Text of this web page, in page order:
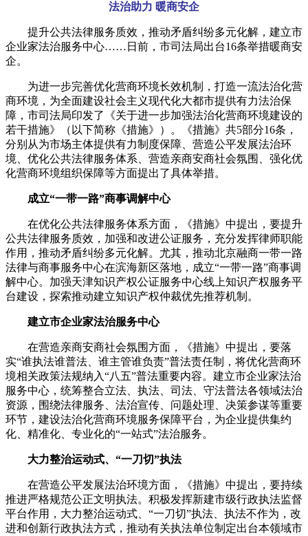
法治助力 暖商安企
提升公共法律服务质效，推动矛盾纠纷多元化解，建立市
企业家法治服务中心……日前，市司法局出台16条举措暖商安
企。
为进一步完善优化营商环境长效机制，打造一流法治化营
商环境，为全面建设社会主义现代化大都市提供有力法治保
障，市司法局印发了《关于进一步加强法治化营商环境建设的
若干措施》（以下简称《措施》）。《措施》共5部分16条，
分别从为市场主体提供有力制度保障、营造公平发展法治环
境、优化公共法律服务体系、营造亲商安商社会氛围、强化优
化营商环境组织保障等方面提出了具体举措。
成立“一带一路”商事调解中心
在优化公共法律服务体系方面，《措施》中提出，要提升
公共法律服务质效，加强和改进公证服务，充分发挥律师职能
作用，推动矛盾纠纷多元化解。尤其，推动北京融商一带一路
法律与商事服务中心在滨海新区落地，成立“一带一路”商事调
解中心。加强天津知识产权公证服务中心线上知识产权服务平
台建设，探索推动建立知识产权仲裁优先推荐机制。
建立市企业家法治服务中心
在营造亲商安商社会氛围方面，《措施》中提出，要落
实“谁执法谁普法、谁主管谁负责”普法责任制，将优化营商环
境相关政策法规纳入“八五”普法重要内容。建立市企业家法治
服务中心，统筹整合立法、执法、司法、守法普法各领域法治
资源，围绕法律服务、法治宣传、问题处理、决策参谋等重要
环节，建设法治化营商环境服务保障平台，为企业提供集约
化、精准化、专业化的“一站式”法治服务。
大力整治运动式、“一刀切”执法
在营造公平发展法治环境方面，《措施》中提出，要持续
推进严格规范公正文明执法。积极发挥新建市级行政执法监督
平台作用，大力整治运动式、“一刀切”执法、执法不作为，改
进和创新行政执法方式，推动有关执法单位制定出台本领域市